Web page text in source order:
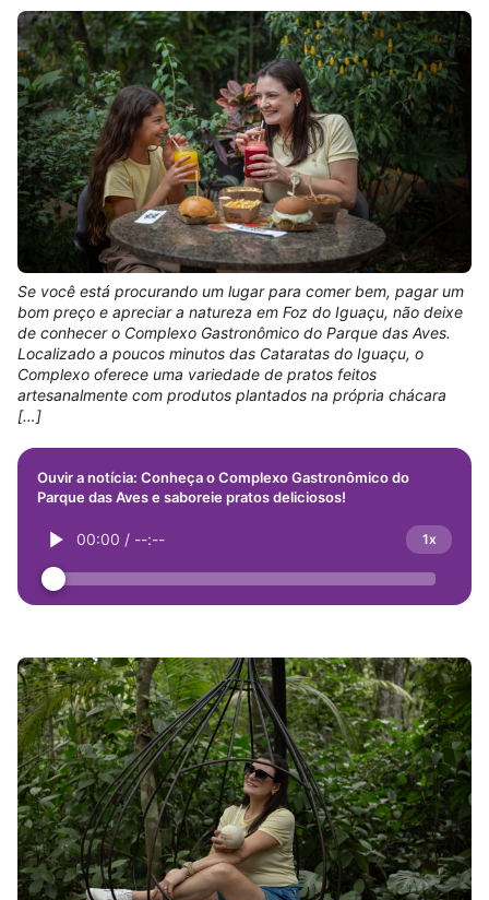
Se você está procurando um lugar para comer bem, pagar um
bom preço e apreciar a natureza em Foz do Iguaçu, não deixe
de conhecer o Complexo Gastronômico do Parque das Aves.
Localizado a poucos minutos das Cataratas do Iguaçu, o
Complexo oferece uma variedade de pratos feitos
artesanalmente com produtos plantados na própria chácara
[…]
Ouvir a notícia: Conheça o Complexo Gastronômico do
Parque das Aves e saboreie pratos deliciosos!
00:00 / --:-- 1x